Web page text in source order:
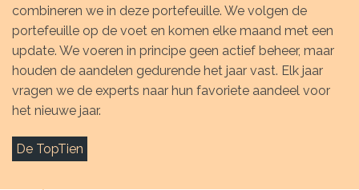
combineren we in deze portefeuille. We volgen de
portefeuille op de voet en komen elke maand met een
update. We voeren in principe geen actief beheer, maar
houden de aandelen gedurende het jaar vast. Elk jaar
vragen we de experts naar hun favoriete aandeel voor
het nieuwe jaar.
De TopTien